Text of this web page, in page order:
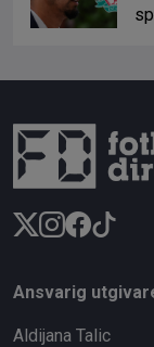
Ansvarig
Aldijana Talic